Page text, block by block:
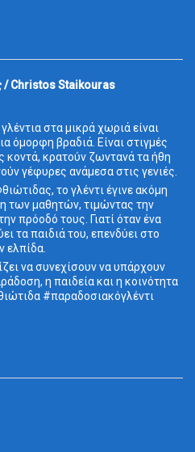
/ Christos Staikouras
στα μικρά χωριά είναι
όμορφη βραδιά. Είναι στιγμές
κρατούν ζωντανά τα ήθη
γέφυρες ανάμεσα στις γενιές.
το γλέντι έγινε ακόμη
των μαθητών, τιμώντας την
πρόοδό τους. Γιατί όταν ένα
τα παιδιά του, επενδύει στο
ελπίδα.
να συνεχίσουν να υπάρχουν
η παιδεία και η κοινότητα
#παραδοσιακόγλέντι